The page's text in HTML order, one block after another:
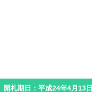
開札期日：平成24年4月13日